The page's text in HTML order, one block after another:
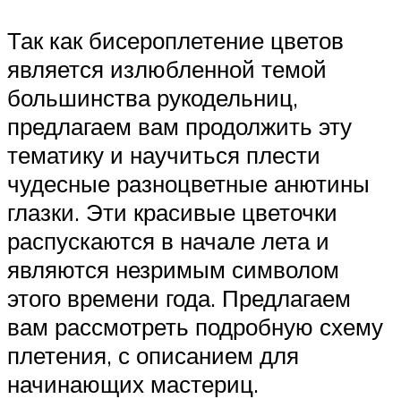
Так как бисероплетение цветов
является излюбленной темой
большинства рукодельниц,
предлагаем вам продолжить эту
тематику и научиться плести
чудесные разноцветные анютины
глазки. Эти красивые цветочки
распускаются в начале лета и
являются незримым символом
этого времени года. Предлагаем
вам рассмотреть подробную схему
плетения, с описанием для
начинающих мастериц.